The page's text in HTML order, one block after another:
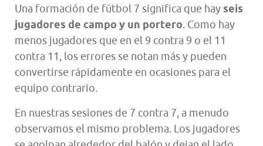
Una formación de fútbol 7 significa que hay seis
jugadores de campo y un portero. Como hay
menos jugadores que en el 9 contra 9 o el 11
contra 11, los errores se notan más y pueden
convertirse rápidamente en ocasiones para el
equipo contrario.
En nuestras sesiones de 7 contra 7, a menudo
observamos el mismo problema. Los jugadores